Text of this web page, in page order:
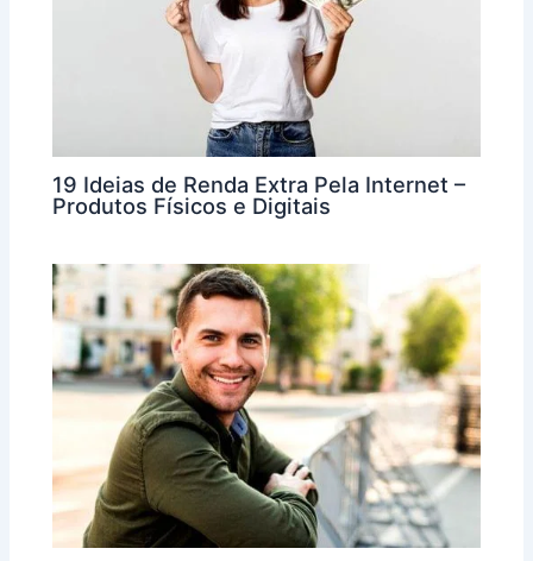
19 Ideias de Renda Extra Pela Internet –
Produtos Físicos e Digitais